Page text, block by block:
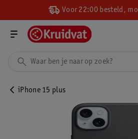
Voor 22:00 besteld,
iPhone 15 plus